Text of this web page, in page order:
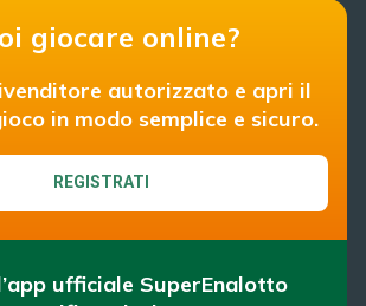
giocare online?
autorizzato e apri il
in modo semplice e sicuro.
REGISTRATI
ufficiale SuperEnalotto